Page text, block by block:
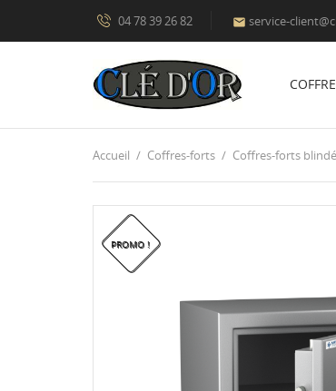
04 78 39 26 82  service-
Accueil Coffres-forts Coffres-forts
PROMO !
PROMO !